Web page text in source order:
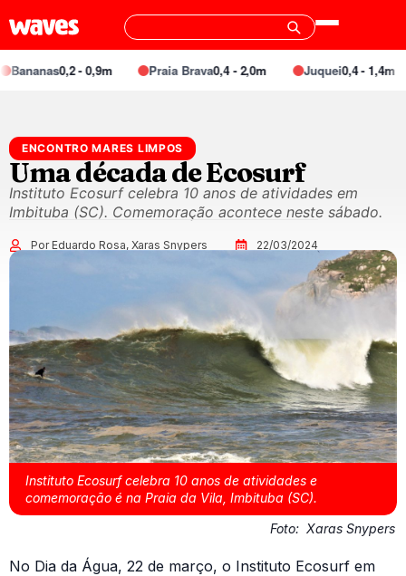
0,2 - 0,9m Praia Brava0,4 - 2,0m Juquei0,4 - 1,4m
ENCONTRO MARES LIMPOS
Uma década de Ecosurf
Instituto Ecosurf celebra 10 anos de atividades em
Imbituba (SC). Comemoração acontece neste sábado.
Por Eduardo Rosa, Xaras Snypers 22/03/2024
Instituto Ecosurf celebra 10 anos de atividades e
comemoração é na Praia da Vila, Imbituba (SC).
Foto: Xaras Snypers
No Dia da Água, 22 de março, o Instituto Ecosurf em